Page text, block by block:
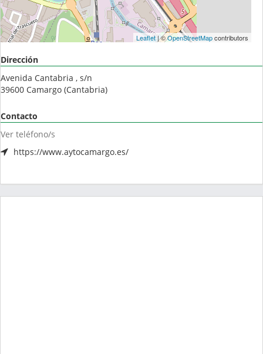
Leaflet| ©OpenStreetMapcontributors
Dirección
Avenida Cantabria , s/n
39600 Camargo (Cantabria)
Contacto
Ver teléfono/s
https://www.aytocamargo.es/